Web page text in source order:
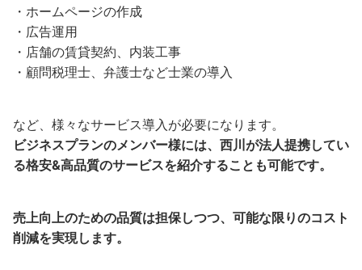
・ホームページの作成
・広告運用
・店舗の賃貸契約、内装工事
・顧問税理士、弁護士など士業の導入
など、様々なサービス導入が必要になります。
ビジネスプランのメンバー様には、西川が法人提携してい
る格安&高品質のサービスを紹介することも可能です。
売上向上のための品質は担保しつつ、可能な限りのコスト
削減を実現します。